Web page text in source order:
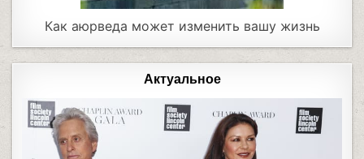
Как аюрведа может изменить вашу жизнь
Актуальное